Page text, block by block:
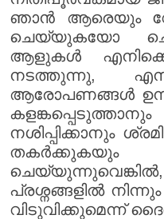
ഞാൻ ആരെയും
ചെയ്യുകയോ
ആളുകൾ
നടത്തുന്നു,
ആരോപണങ്ങൾ
നശിപ്പിക്കാനും
തകർക്കുകയും
പ്രശ്നങ്ങളിൽ
വിടുവിക്കുമെന്ന്